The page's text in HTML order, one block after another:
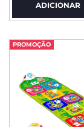
ADICIONAR
PROMOÇÃO